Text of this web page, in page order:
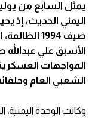
يمثل السابع من
اليمني الحديث، إذ
صيف 1994
الأسبق علي
المواجهات
الشعبي العام